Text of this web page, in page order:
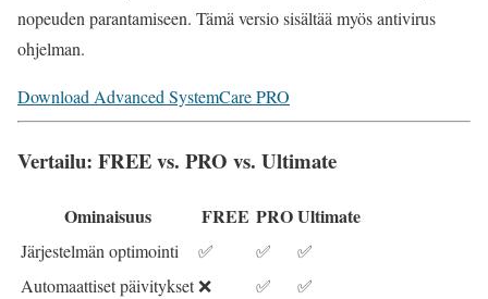
nopeuden parantamiseen. Tämä versio sisältää myös antivirus
ohjelman.
Download Advanced SystemCare PRO
Vertailu: FREE vs. PRO vs. Ultimate
Ominaisuus FREE PROUltimate
Järjestelmän optimointi ✅ ✅
✅
Automaattiset päivitykset❌ ✅
✅